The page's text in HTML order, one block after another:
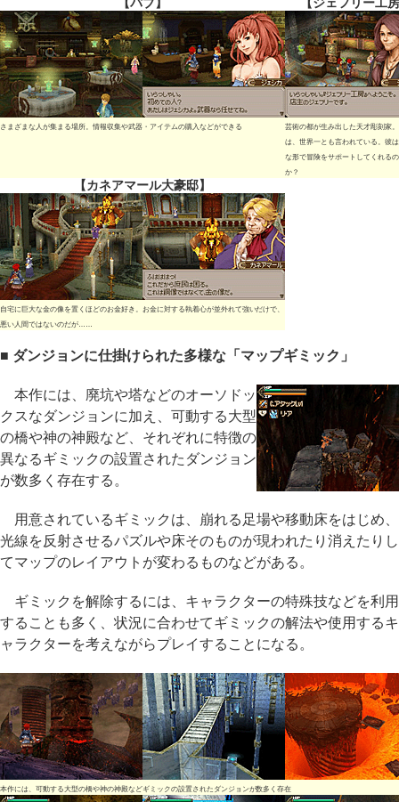
さまざまな人が集まる場所。情報収集や武器・アイテムの購入などができる
芸術の都が生み出した天才彫刻家
は、世界一とも言われている。彼
な形で冒険をサポートしてくれる
か？
【カネアマール大豪邸】
自宅に巨大な金の像を置くほどのお金好き。お金に対する執着心が並外れて強いだけで、
悪い人間ではないのだが……
■ ダンジョンに仕掛けられた多様な「マップギミック」
本作には、廃坑や塔などのオーソドッ
クスなダンジョンに加え、可動する大型
の橋や神の神殿など、それぞれに特徴の
異なるギミックの設置されたダンジョン
が数多く存在する。
用意されているギミックは、崩れる足場や移動床をはじめ、
光線を反射させるパズルや床そのものが現われたり消えたりし
てマップのレイアウトが変わるものなどがある。
ギミックを解除するには、キャラクターの特殊技などを利用
することも多く、状況に合わせてギミックの解法や使用するキ
ャラクターを考えながらプレイすることになる。
本作には、可動する大型の橋や神の神殿などギミックの設置されたダンジョンが数多く存在